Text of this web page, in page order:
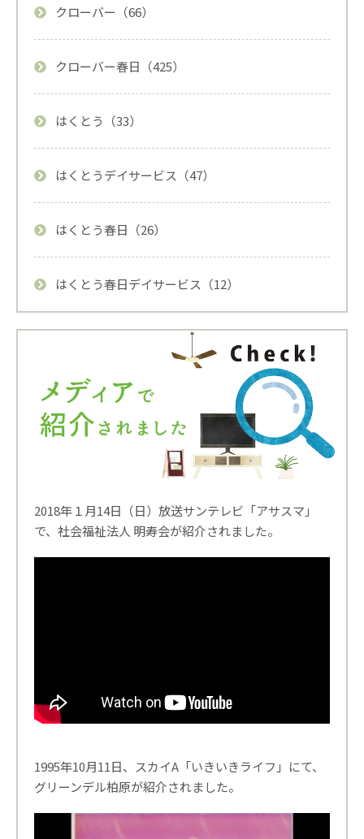
クローバー（66）
クローバー春日（425）
はくとう（33）
はくとうデイサービス（47）
はくとう春日（26）
はくとう春日デイサービス（12）
2018年１月14日（日）放送サンテレビ「アサスマ」
で、社会福祉法人 明寿会が紹介されました。
1995年10月11日、スカイA「いきいきライフ」にて、
グリーンデル柏原が紹介されました。